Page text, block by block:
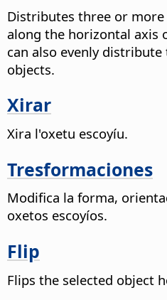
Distributes three or more
along the horizontal axis
can also evenly
objects.
Xirar
Xira l'oxetu escoyíu.
Tresformaciones
Modifica la forma,
oxetos escoyíos.
Flip
Flips the selected object